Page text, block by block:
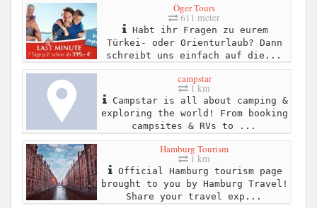
Öger Tours
611 meter
Habt ihr Fragen zu eurem
Türkei- oder Orienturlaub? Dann
schreibt uns einfach auf die...
campstar
1 km
Campstar is all about camping &
exploring the world! From booking
campsites & RVs to ...
Hamburg Tourism
1 km
Official Hamburg tourism page
brought to you by Hamburg Travel!
Share your travel exp...